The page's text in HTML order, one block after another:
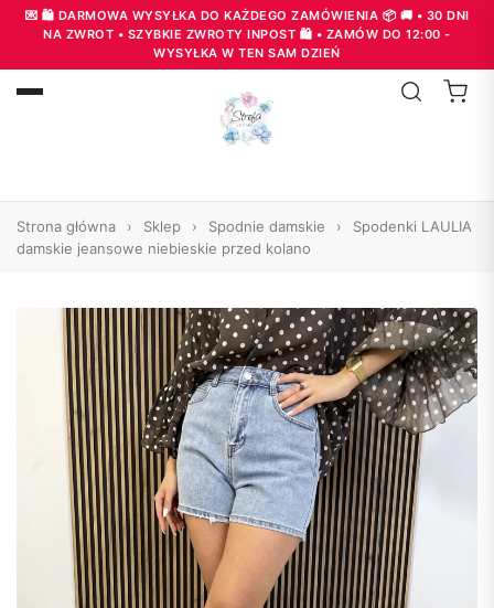
💌 🛍️ DARMOWA WYSYŁKA DO KAŻDEGO ZAMÓWIENIA 📦 🚚 • 30 DNI
NA ZWROT • SZYBKIE ZWROTY INPOST 🛍️ • ZAMÓW DO 12:00 -
WYSYŁKA W TEN SAM DZIEŃ
Strona główna › Sklep › Spodnie damskie ›
Spodenki LAULIA
damskie jeansowe niebieskie przed kolano